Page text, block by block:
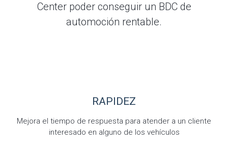
Center poder conseguir un BDC de
automoción rentable.
RAPIDEZ
Mejora el tiempo de respuesta para atender a un cliente
interesado en alguno de los vehículos